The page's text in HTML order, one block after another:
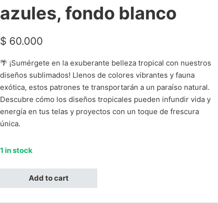
azules, fondo blanco
$ 60.000
🌴 ¡Sumérgete en la exuberante belleza tropical con nuestros
diseños sublimados! Llenos de colores vibrantes y fauna
exótica, estos patrones te transportarán a un paraíso natural.
Descubre cómo los diseños tropicales pueden infundir vida y
energía en tus telas y proyectos con un toque de frescura
única.
1 in stock
Tropical de hojas y flores azules, fondo blanco quantity
Add to cart